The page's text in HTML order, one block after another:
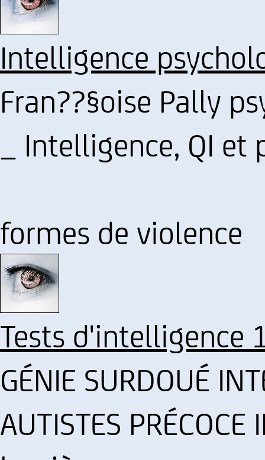
Intelligence
Fran??§oise Pally
_ Intelligence, QI
formes de violence
Tests d'intelligence
GÉNIE SURDOUÉ
AUTISTES